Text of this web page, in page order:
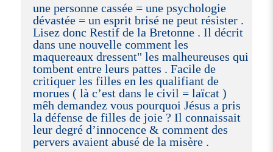
une personne cassée = une psychologie
dévastée = un esprit brisé ne peut résister .
Lisez donc Restif de la Bretonne . Il décrit
dans une nouvelle comment les
maquereaux dressent" les malheureuses qui
tombent entre leurs pattes . Facile de
critiquer les filles en les qualifiant de
morues ( là c’est dans le civil = laïcat )
mêh demandez vous pourquoi Jésus a pris
la défense de filles de joie ? Il connaissait
leur degré d’innocence & comment des
pervers avaient abusé de la misère .